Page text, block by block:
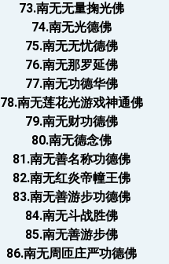
73.南无无量掬光佛
74.南无光德佛
75.南无无忧德佛
76.南无那罗延佛
77.南无功德华佛
78.南无莲花光游戏神通佛
79.南无财功德佛
80.南无德念佛
81.南无善名称功德佛
82.南无红炎帝幢王佛
83.南无善游步功德佛
84.南无斗战胜佛
85.南无善游步佛
86.南无周匝庄严功德佛